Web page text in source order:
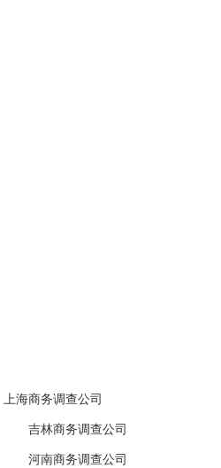
上海商务调查公司
吉林商务调查公司
河南商务调查公司